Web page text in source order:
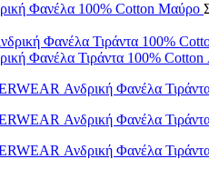
Φανέλα 100% Cotton Μαύρο
Φανέλα Τιράντα 100% Cotton